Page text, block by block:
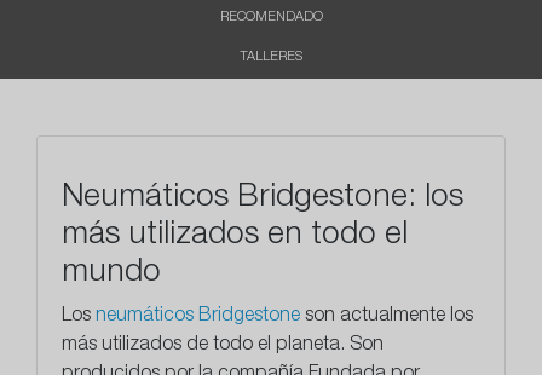
RECOMENDADO
TALLERES
Neumáticos Bridgestone: los
más utilizados en todo el
mundo
Los neumáticos Bridgestone son actualmente los
más utilizados de todo el planeta. Son